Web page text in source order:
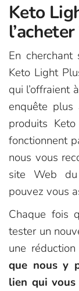
Keto
l’acheter
En
Keto Light
qui l’offraient
enquête plus
produits
fonctionnent
nous vous
site Web
pouvez vous
Chaque fois
tester un
une
que nous y
lien qui